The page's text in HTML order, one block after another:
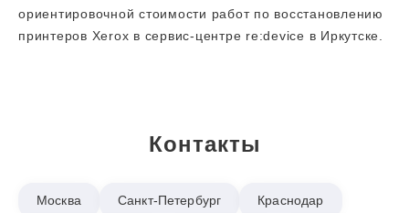
ориентировочной стоимости работ по восстановлению
принтеров Xerox в сервис-центре re:device в Иркутске.
Контакты
Москва Санкт-Петербург Краснодар